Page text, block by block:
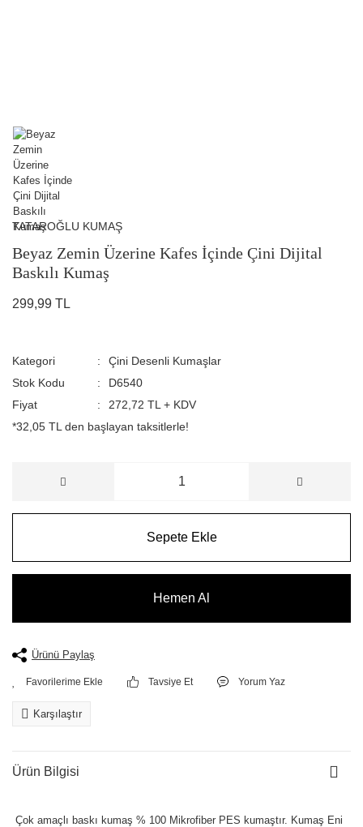
TATAROĞLU KUMAŞ
Beyaz Zemin Üzerine Kafes İçinde Çini Dijital
Baskılı Kumaş
299,99 TL
Kategori
Çini Desenli Kumaşlar
Stok Kodu
D6540
Fiyat
272,72 TL + KDV
*32,05 TL den başlayan taksitlerle!
Sepete Ekle
Hemen Al
Ürünü Paylaş
Tavsiye Et Yorum Yaz
Karşılaştır
Ürün Bilgisi
Çok amaçlı baskı kumaş % 100 Mikrofiber PES kumaştır. Kumaş Eni